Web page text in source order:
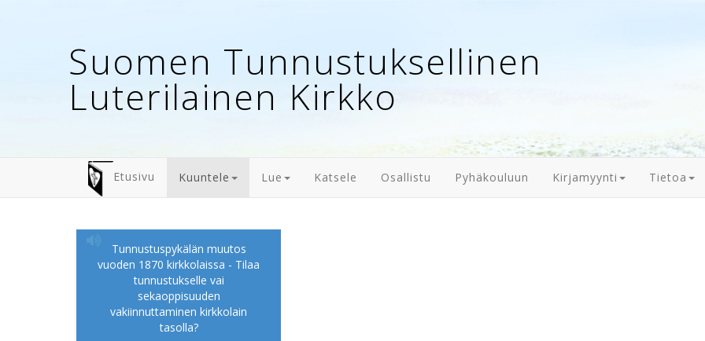
Suomen Tunnustuksellinen
Luterilainen Kirkko
Etusivu Kuuntele Lue Katsele Osallistu Pyhäkouluun Kirjamyynti Tietoa
Tunnustuspykälän muutos
vuoden 1870 kirkkolaissa - Tilaa
tunnustukselle vai
sekaoppisuuden
vakiinnuttaminen kirkkolain
tasolla?